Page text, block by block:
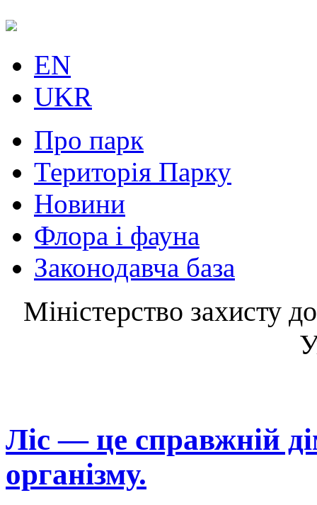
EN
UKR
Про парк
Територія Парку
Новини
Флора і фауна
Законодавча база
Міністерство захисту
Ліс — це справжній
організму.